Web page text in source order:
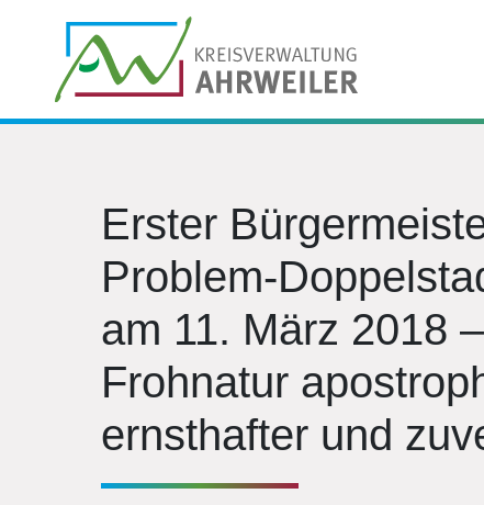
Erster
Problem-
am 11. März 2018
Frohnatur
ernsthafter und